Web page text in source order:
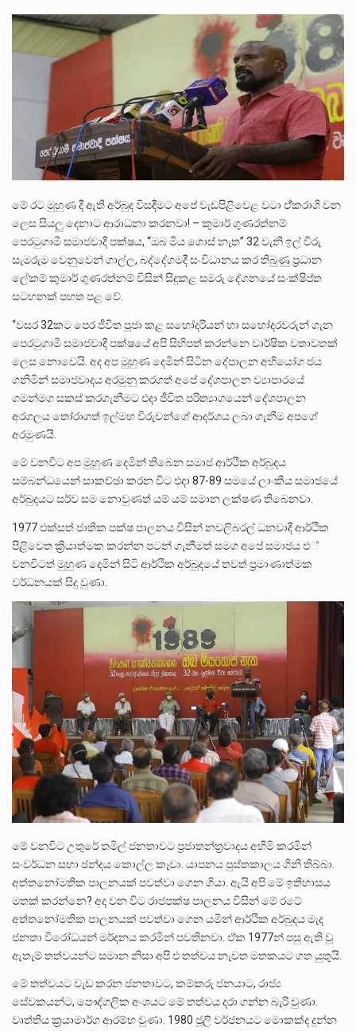
2011 වසරේදී දේශපාලන හා මානව හිමිකම් ක්‍රියාකාරීන් වන ලලිත්කුමාර් වීරරාජ් සහ කුගන් මුරුගානන්දන් යාපනයේදී අතුරුදන්…
ගොවියන්ගේ ප්‍රශ්න, ධීවරයන්ගේ ප්‍රශ්න, සෞඛය ප්‍රශ්න, වැටු ප්‍ර්ශ්න, රැකියා විරහිත ප්‍රශ්න මේ සියලු ප්‍රශ්නවලට තනි…
මේ රට මුහුණ දී ඇති අර්බුද විසඳීමට අපේ වැඩපිළිවෙළ වටා ඒ්කරාශි වන
ලෙස සියලු දෙනාට ආරාධනා කරනවා! – කුමාර් ගුණරත්නම්
පෙරටුගාමී සමාජවාදී පක්ෂය, “ඔබ මිය ගොස් නැත” 32 වැනි ඉල් විරු
සැමරුම වෙනුවෙන් ගාල්ල, බද්දේගමදී සංවිධානය කර තිබුණු ප්‍රධාන
ලේකම් කුමාර් ගුණරත්නම් විසින් සිදුකළ සමරු දේශනයේ සංක්ෂිප්ත
සටහනක් පහත පළ වේ.
“වසර 32කට පෙර ජීවිත පූජා කළ සහෝදරියන් හා සහෝදරවරුන් ගැන
පෙරටුගාමී සමාජවාදී පක්ෂයේ අපි සිහිපත් කරන්නෙ වාර්ෂික වතාවතක්
ලෙස නොවෙයි. අද අප මුහුණ දෙමින් සිටින දේපාලන අභියෝග ජය
ගනිමින් සමාජවාදය අරමුනු කරගත් අපේ දේශපාලන ව්‍යාපාරයේ
ගමන්මග සකස් කරගැනීමට එදා ජීවිත පරිත්‍යාගයෙන් දේශපාලන
අරගලය තෝරාගත් ඉල්මහ විරුවන්ගේ ආදර්ශය ලබා ගැනීම අපගේ
අරමුණයි.
මේ වනවිට අප මුහුණ දෙමින් තිබෙන සමාජ ආර්ථික අර්බුදය
සම්බන්ධයෙන් සාකච්ඡා කරන විට එදා 87-89 සමයේ ලාංකීය සමාජයේ
අර්බුදයට සර්ව සම නොවුණත් යම් යම් සමාන ලක්ෂණ තිබෙනවා.
1977 එක්සත් ජාතික පක්ෂ පාලනය විසින් නවලිබරල් ධනවාදී ආර්ථික
පිළිවෙත ක්‍රියාත්මක කරන්න පටන් ගැනීමත් සමග අපේ සමාජය එ්
වනවිටත් මුහුණ දෙමින් සිටි ආර්ථික අර්බුදයේ තවත් ප්‍රමාණාත්මක
වර්ධනයක් සිදු වුණා.
මේ වනවිට උතුරේ තමිල් ජනතාවට ප්‍රජාතන්ත්‍රවාදය අහිමි කරමින්
සංවර්ධන සභා ඡන්දය කොල්ල කෑවා. යාපනය පුස්තකාලය ගිනි තිබ්බා.
අත්තනෝමතික පාලනයක් පවත්වා ගෙන ගියා. ඇයි අපි මේ ඉතිහාසය
මතක් කරන්නෙ? අද වන විට රාජපක්ෂ පාලනය විසින් මේ රටේ
අත්තනෝමතික පාලනයක් පවත්වා ගෙන යමින් ආර්ථික අර්බුදය මැද
ජනතා විරෝධයන් මර්දනය කරමින් පවතිනවා. ඒක 1977න් පසු ඇති වූ
ඇතැම් තත්වයන්ට සමාන නිසා අපි එ තත්වය නැවත මතකයට ගත යුතුයි.
මේ තත්වයට වැඩ කරන ජනතාවට, කම්කරු ජනයාට, රාජ්‍ය
සේවකයන්ට, පෞද්ගලික අංශයට මේ තත්වය දරා ගන්න බැරි වුණා.
වෘත්තිය ක්‍රයාමාර්ග ආරම්භ වුණා. 1980 ජූලි වර්ජනයට මොකක්ද දුන්න